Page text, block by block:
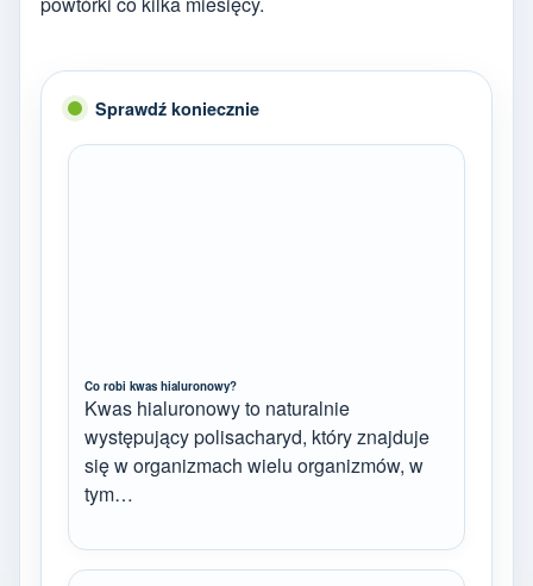
Sprawdź koniecznie
Co robi kwas hialuronowy?
Kwas hialuronowy to naturalnie
występujący polisacharyd, który znajduje
się w organizmach wielu organizmów, w
tym…